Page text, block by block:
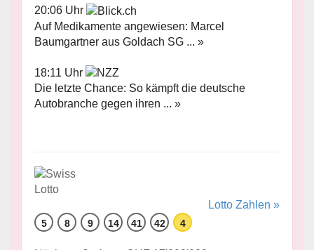
20:06 Uhr
Auf Medikamente angewiesen: Marcel
Baumgartner aus Goldach SG ... »
18:11 Uhr
Die letzte Chance: So kämpft die deutsche
Autobranche gegen ihren ... »
Lotto Zahlen »
5 8 9 14 41 42 4